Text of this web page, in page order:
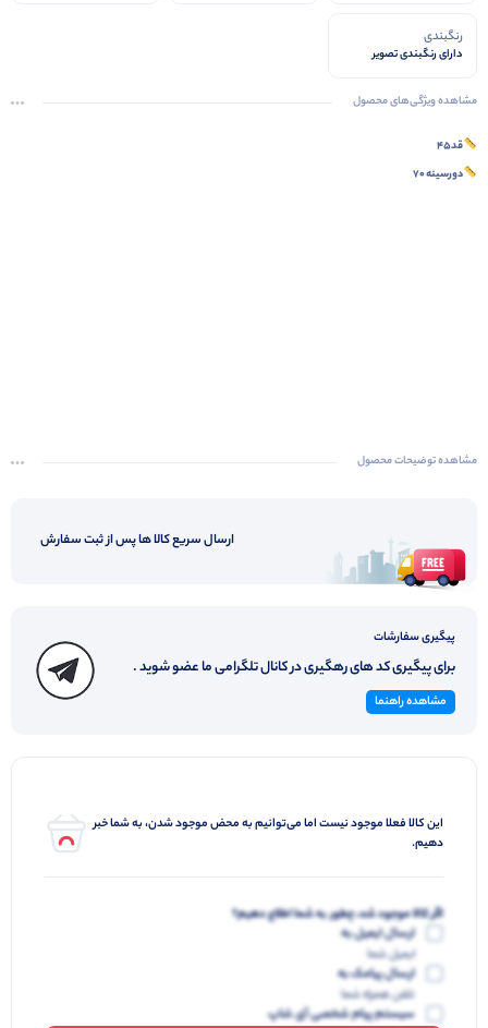
رنگبندی
دارای رنگبندی تصویر
مشاهده ویژگی‌های محصول
قد۴۵
دورسینه ۷۰
مشاهده توضیحات محصول
ارسال سریع کالا ها پس از ثبت سفارش
پیگیری سفارشات
برای پیگیری کد های رهگیری در کانال تلگرامی ما عضو شوید .
مشاهده راهنما
این کالا فعلا موجود نیست اما می‌توانیم به محض موجود شدن، به شما خبر
دهیم.
اگر کالا موجود شد، چطور به شما اطلاع دهیم؟
ارسال ایمیل به
ایمیل شما
ارسال پیامک به
تلفن همراه شما
سیستم پیام شخصی آی شاپ